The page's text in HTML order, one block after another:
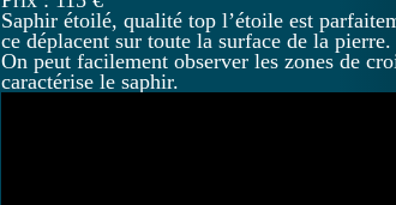
Saphir étoilé, qualité top l’étoile est
ce déplacent sur toute la surface de la pierre.
On peut facilement observer les zones de
caractérise le saphir.